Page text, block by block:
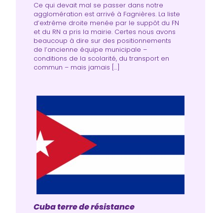
Ce qui devait mal se passer dans notre
agglomération est arrivé à Fagnières. La liste
d’extrême droite menée par le suppôt du FN
et du RN a pris la mairie. Certes nous avons
beaucoup à dire sur des positionnements
de l’ancienne équipe municipale –
conditions de la scolarité, du transport en
commun – mais jamais […]
Cuba terre de résistance